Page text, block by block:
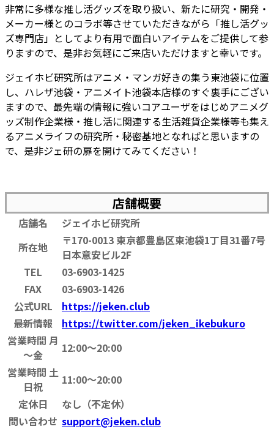
非常に多様な推し活グッズを取り扱い、新たに研究・開発・
メーカー様とのコラボ等させていただきながら「推し活グッ
ズ専門店」としてより有用で面白いアイテムをご提供して参
りますので、是非お気軽にご来店いただけますと幸いです。
ジェイホビ研究所はアニメ・マンガ好きの集う東池袋に位置
し、ハレザ池袋・アニメイト池袋本店様のすぐ裏手にござい
ますので、最先端の情報に強いコアユーザをはじめアニメグ
ッズ制作企業様・推し活に関連する生活雑貨企業様等も集え
るアニメライフの研究所・秘密基地となればと思いますの
で、是非ジェ研の扉を開けてみてください！
店舗概要
店舗名
ジェイホビ研究所
所在地
〒170-0013 東京都豊島区東池袋1丁目31番7号
日本意安ビル2F
TEL
03-6903-1425
FAX
03-6903-1426
公式URL
https://jeken.club
最新情報
https://twitter.com/jeken_ikebukuro
営業時間 月
～金
12:00～20:00
営業時間 土
日祝
11:00～20:00
定休日
なし（不定休）
問い合わせ support@jeken.club